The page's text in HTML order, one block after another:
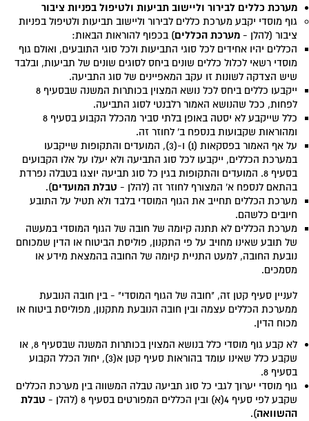
מערכת כללים לבירור וליישוב תביעות ולטיפול בפניות ציבור
גוף מוסדי יקבע מערכת כללים לבירור וליישוב תביעות ולטיפול בפניות
ציבור (להלן -מערכת הכללים) בכפוף להוראות הבאות:
הכללים יהיו אחידים לכל סוגי התביעות ולכל סוגי התובעים, ואולם גוף
מוסדי רשאי לכלול כללים שונים ביחס לסוגים שונים של תביעות, ובלבד
שיש הצדקה לשונות זו עקב המאפיינים של סוג התביעה.
ייקבעו כללים ביחס לכל נושא המצוין בכותרות המשנה שבסעיף 8
לפחות, ככל שהנושא האמור רלבנטי לסוג התביעה.
כלל שייקבע לא יסטה באופן בלתי סביר מהכלל הקבוע בסעיף 8
ומהוראות שקבועות בנספח ב' לחוזר זה.
על אף האמור בפסקאות (1) ו-(3), המועדים והתקופות שייקבעו
במערכת הכללים, ייקבעו לכל סוג התביעה ולא יעלו על אלו הקבועים
בסעיף 8. המועדים והתקופות בגין כל סוג תביעה יוצגו בטבלה נפרדת
בהתאם לנספח א' המצורף לחוזר זה (להלן - טבלת המועדים).
מערכת הכללים תחייב את הגוף המוסדי בלבד ולא תטיל על התובע
חיובים כלשהם.
מערכת הכללים לא תתנה קיומה של חובה של הגוף המוסדי במעשה
של תובע שאינו מחויב על פי התקנון, פוליסת הביטוח או הדין שמכוחם
נובעת החובה, למעט התניית קיומה של החובה בהמצאת מידע או
מסמכים.
לעניין סעיף קטן זה, "חובה של הגוף המוסדי" - בין חובה הנובעת
ממערכת הכללים עצמה ובין חובה הנובעת מתקנון, מפוליסת ביטוח או
מכוח הדין.
לא קבע גוף מוסדי כלל בנושא המצוין בכותרות המשנה שבסעיף 8, או
שקבע כלל שאינו עומד בהוראות סעיף קטן א(3), יחול הכלל הקבוע
בסעיף 8.
גוף מוסדי יערוך לגבי כל סוג תביעה טבלה המשווה בין מערכת הכללים
שקבע לפי סעיף 4(א) ובין הכללים המפורטים בסעיף 8 (להלן -
טבלת
ההשוואה).